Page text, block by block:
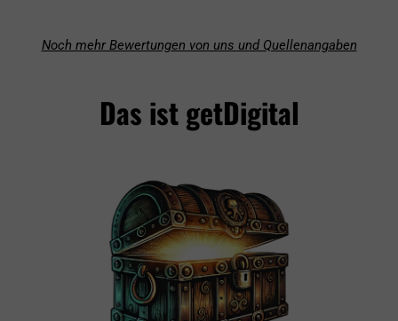
Noch mehr Bewertungen von uns und Quellenangaben
Das ist getDigital